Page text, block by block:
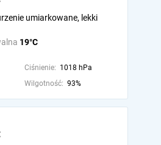
19°C
umiarkowane, lekki
Ciśnienie: 1018 hPa
Wilgotność: 93%